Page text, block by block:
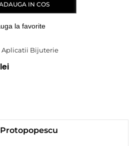
IN COS
la favorite
Aplicatii Bijuterie